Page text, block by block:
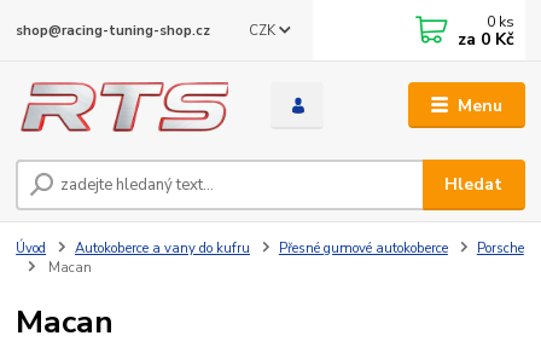
Menu
CZK
Hledat
shop@racing-tuning-shop.cz 0 ks
za 0 Kč
Úvod Autokoberce a vany do kufru Přesné gumové autokoberce
Porsche
Macan
Macan